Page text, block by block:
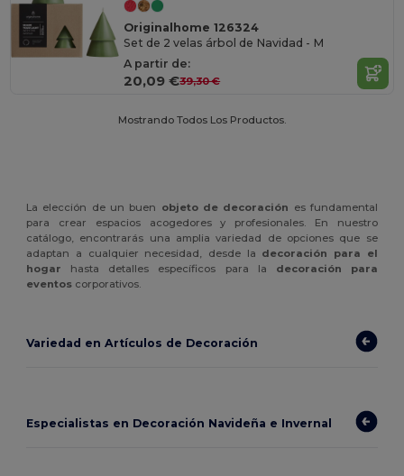
Originalhome 126324
Set de 2 velas árbol de Navidad - M
A partir de:
20,09 €39,30 €
Mostrando Todos Los Productos.
La elección de un buen objeto de decoración es fundamental
para crear espacios acogedores y profesionales. En nuestro
catálogo, encontrarás una amplia variedad de opciones que se
adaptan a cualquier necesidad, desde la decoración para el
hogar hasta detalles específicos para la decoración para
eventos corporativos.
Variedad en Artículos de Decoración
Especialistas en Decoración Navideña e Invernal